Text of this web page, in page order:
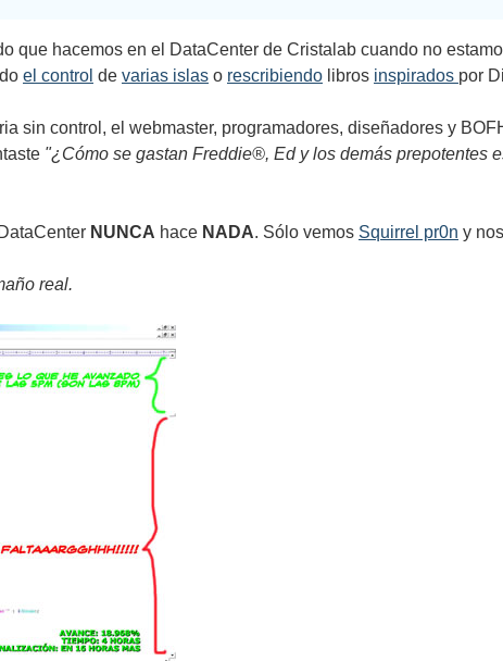
que hacemos en el DataCenter de Cristalab cuando no
el control de varias islas o rescribiendo libros inspirados por
sin control, el webmaster, programadores, diseñadores y
"¿Cómo se gastan Freddie®, Ed y los demás prepotentes
NUNCA hace NADA. Sólo vemos Squirrel pr0n y
real.